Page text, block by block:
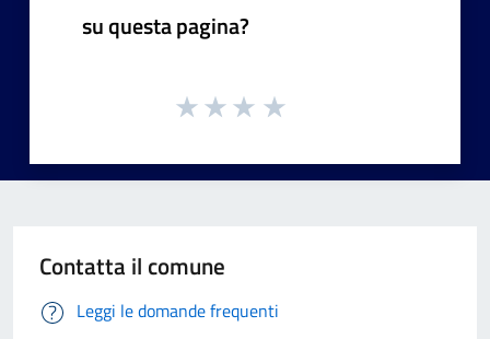
su questa pagina?
Contatta il comune
Leggi le domande frequenti